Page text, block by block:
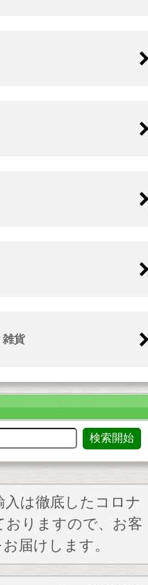
雑貨
は徹底したコロナ
おりますので、お客
届けします。